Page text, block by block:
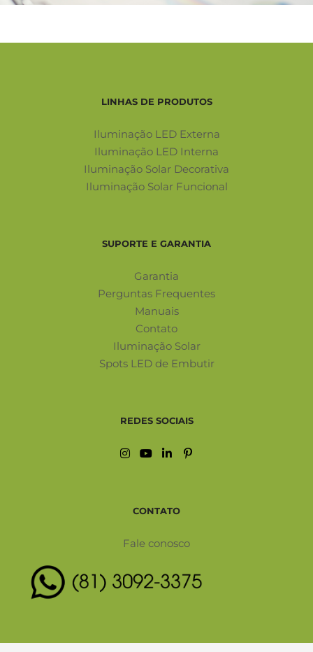
LINHAS DE PRODUTOS
Iluminação LED Externa
Iluminação LED Interna
Iluminação Solar Decorativa
Iluminação Solar Funcional
SUPORTE E GARANTIA
Garantia
Perguntas Frequentes
Manuais
Contato
Iluminação Solar
Spots LED de Embutir
REDES SOCIAIS
CONTATO
Fale conosco